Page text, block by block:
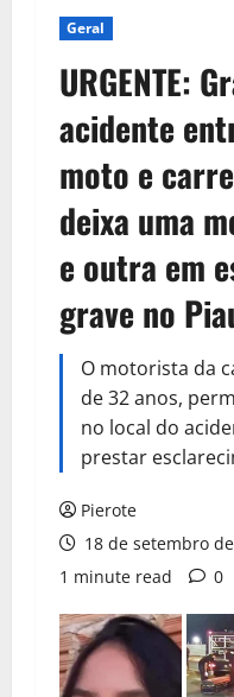
Geral
URGENTE:
acidente
moto e
deixa uma
e outra em
grave no
O motorista da
de 32 anos,
no local do
prestar
Pierote
18 de setembro
1 minute read
0